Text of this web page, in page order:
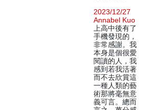
2023/12/27
Annabel Kuo
上高中後有了
手機發現的，
非常感謝。我
本身是個很愛
閱讀的人，我
感到若我活著
而不去欣賞這
一種人類的藝
術那將毫無意
義可言。總而